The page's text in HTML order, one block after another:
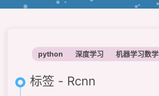
python 深度学习 机器学习数学
标签 - Rcnn